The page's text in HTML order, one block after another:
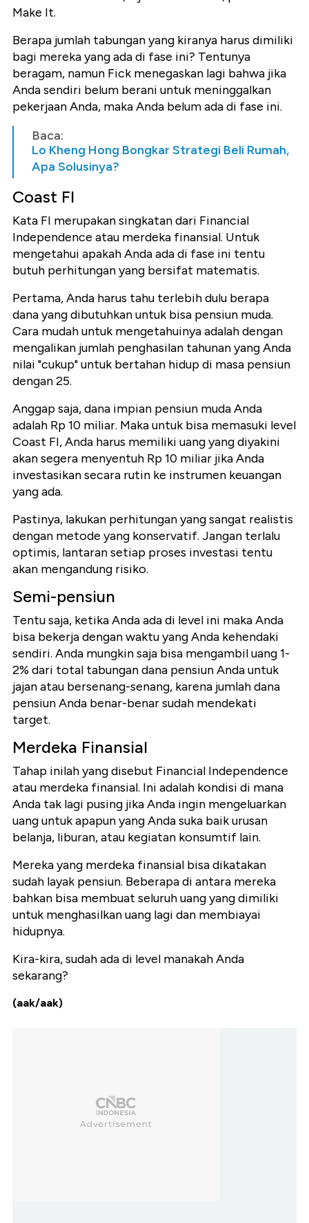
Make It.
Berapa jumlah tabungan yang kiranya harus dimiliki
bagi mereka yang ada di fase ini? Tentunya
beragam, namun Fick menegaskan lagi bahwa jika
Anda sendiri belum berani untuk meninggalkan
pekerjaan Anda, maka Anda belum ada di fase ini.
Baca:
Lo Kheng Hong Bongkar Strategi Beli Rumah,
Apa Solusinya?
Coast FI
Kata FI merupakan singkatan dari Financial
Independence atau merdeka finansial. Untuk
mengetahui apakah Anda ada di fase ini tentu
butuh perhitungan yang bersifat matematis.
Pertama, Anda harus tahu terlebih dulu berapa
dana yang dibutuhkan untuk bisa pensiun muda.
Cara mudah untuk mengetahuinya adalah dengan
mengalikan jumlah penghasilan tahunan yang Anda
nilai "cukup" untuk bertahan hidup di masa pensiun
dengan 25.
Anggap saja, dana impian pensiun muda Anda
adalah Rp 10 miliar. Maka untuk bisa memasuki level
Coast FI, Anda harus memiliki uang yang diyakini
akan segera menyentuh Rp 10 miliar jika Anda
investasikan secara rutin ke instrumen keuangan
yang ada.
Pastinya, lakukan perhitungan yang sangat realistis
dengan metode yang konservatif. Jangan terlalu
optimis, lantaran setiap proses investasi tentu
akan mengandung risiko.
Semi-pensiun
Tentu saja, ketika Anda ada di level ini maka Anda
bisa bekerja dengan waktu yang Anda kehendaki
sendiri. Anda mungkin saja bisa mengambil uang 1-
2% dari total tabungan dana pensiun Anda untuk
jajan atau bersenang-senang, karena jumlah dana
pensiun Anda benar-benar sudah mendekati
target.
Merdeka Finansial
Tahap inilah yang disebut Financial Independence
atau merdeka finansial. Ini adalah kondisi di mana
Anda tak lagi pusing jika Anda ingin mengeluarkan
uang untuk apapun yang Anda suka baik urusan
belanja, liburan, atau kegiatan konsumtif lain.
Mereka yang merdeka finansial bisa dikatakan
sudah layak pensiun. Beberapa di antara mereka
bahkan bisa membuat seluruh uang yang dimiliki
untuk menghasilkan uang lagi dan membiayai
hidupnya.
Kira-kira, sudah ada di level manakah Anda
sekarang?
(aak/aak)